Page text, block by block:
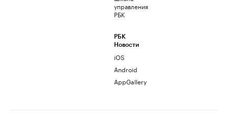
управления
РБК
РБК
Новости
iOS
Android
AppGallery